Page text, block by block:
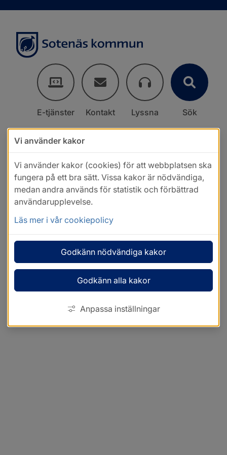
E-tjänster Kontakt Lyssna Sök
Vi använder kakor
Vi använder kakor (cookies) för att webbplatsen ska
fungera på ett bra sätt. Vissa kakor är nödvändiga,
medan andra används för statistik och förbättrad
användarupplevelse.
Läs mer i vår cookiepolicy
Godkänn nödvändiga kakor
Godkänn alla kakor
Anpassa inställningar